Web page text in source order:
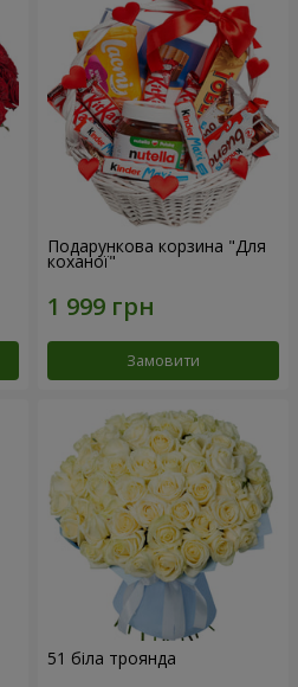
Подарункова корзина "Для
коханої"
Замовити
51 біла троянда